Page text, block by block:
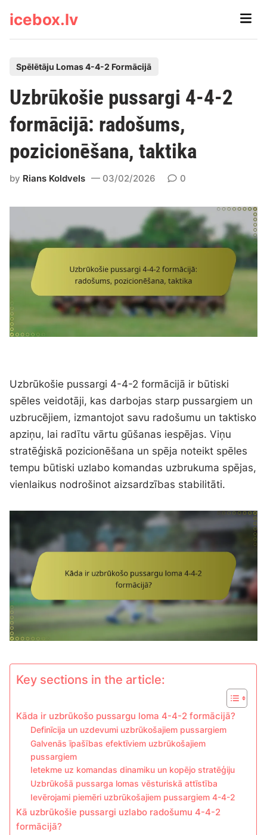
icebox.lv
Main
s
t
e
d
i
n
Spēlētāju Lomas 4-4-2 Formācijā
Uzbrūkošie pussargi 4-4-2
formācijā: radošums,
pozicionēšana, taktika
by Rians Koldvels 03/02/2026 0
Uzbrūkošie pussargi 4-4-2 formācijā ir būtiski
spēles veidotāji, kas darbojas starp pussargiem un
uzbrucējiem, izmantojot savu radošumu un taktisko
apziņu, lai radītu vārtu gūšanas iespējas. Viņu
stratēģiskā pozicionēšana un spēja noteikt spēles
tempu būtiski uzlabo komandas uzbrukuma spējas,
vienlaikus nodrošinot aizsardzības stabilitāti.
Key sections in the article:
Kāda ir uzbrūkošo pussargu loma 4-4-2 formācijā?
Definīcija un uzdevumi uzbrūkošajiem pussargiem
Galvenās īpašības efektīviem uzbrūkošajiem
pussargiem
Ietekme uz komandas dinamiku un kopējo stratēģiju
Uzbrūkošā pussarga lomas vēsturiskā attīstība
Ievērojami piemēri uzbrūkošajiem pussargiem 4-4-2
Kā uzbrūkošie pussargi uzlabo radošumu 4-4-2
formācijā?